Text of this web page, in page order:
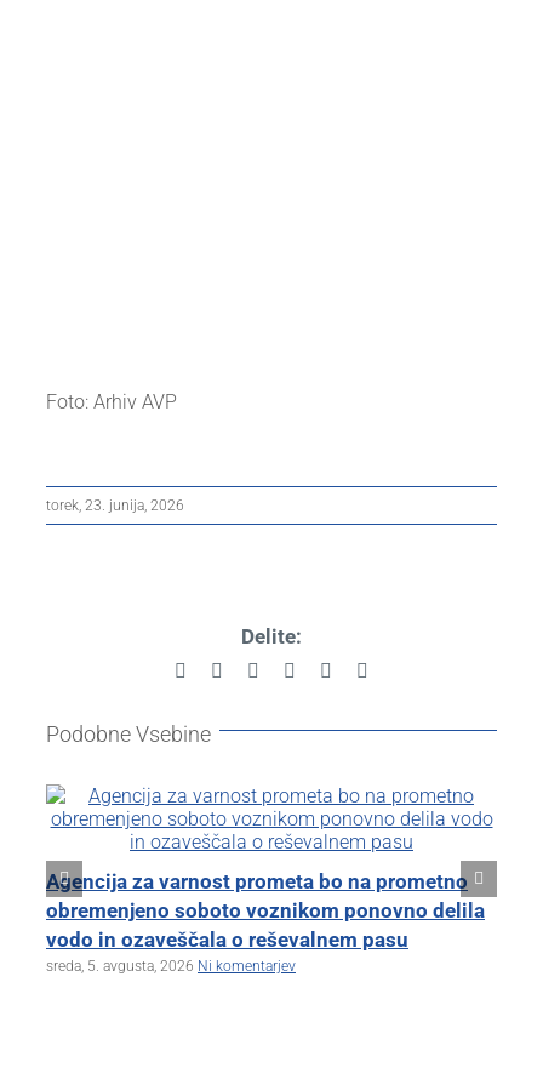
Foto: Arhiv AVP
torek, 23. junija, 2026
Delite:
Facebook Reddit LinkedInPinterest
Podobne Vsebine
Agencija za varnost prometa bo na prometno
obremenjeno soboto voznikom ponovno delila
vodo in ozaveščala o reševalnem pasu
sreda, 5. avgusta, 2026 Ni komentarjev